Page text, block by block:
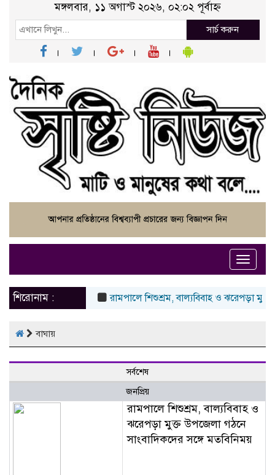
মঙ্গলবার, ১১ অগাস্ট ২০২৬, ০২:০২ পূর্বাহ্ন
সার্চ করুন
Toggle
শিরোনাম :
রামপালে শিশুশ্রম, বাল্যবিবাহ ও ঝরেপড়া মুক্ত
বাঘায়
সর্বশেষ
জনপ্রিয়
রামপালে শিশুশ্রম, বাল্যবিবাহ ও
ঝরেপড়া মুক্ত উপজেলা গঠনে
সাংবাদিকদের সঙ্গে মতবিনিময়